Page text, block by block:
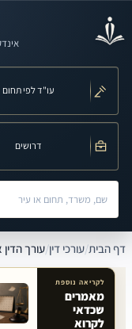
עו"ד לפי תחום
דרושים
חיפוש לפי שם, משרד,
דף הבית/עורכי דין/עורך הדין
מאמרים קשורים
לקריאה נוספת
מאמרים
שכדאי
לקרוא